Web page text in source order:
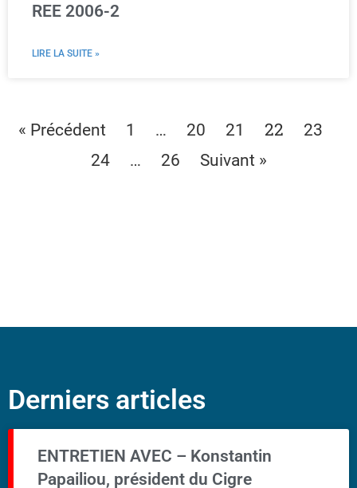
REE 2006-2
LIRE LA SUITE »
« Précédent 1 … 20 21 22
23
24
… 26 Suivant »
Derniers articles
ENTRETIEN AVEC – Konstantin
Papailiou, président du Cigre